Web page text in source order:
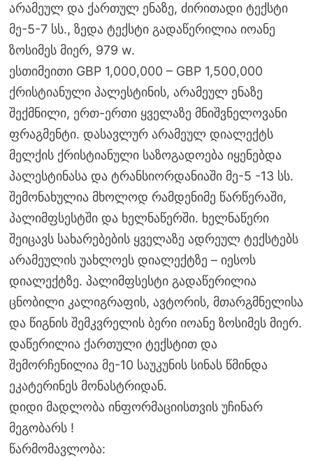
არამეულ და ქართულ ენაზე, ძირითადი ტექსტი
მე-5-7 სს., ზედა ტექსტი გადაწერილია იოანე
ზოსიმეს მიერ, 979 w.
ესთიმეითი GBP 1,000,000 – GBP 1,500,000
ქრისტიანული პალესტინის, არამეულ ენაზე
შექმნილი, ერთ-ერთი ყველაზე მნიშვნელოვანი
ფრაგმენტი. დასავლურ არამეულ დიალექტს
მელქის ქრისტიანული საზოგადოება იყენებდა
პალესტინასა და ტრანსიორდანიაში მე-5 -13 სს.
შემონახულია მხოლოდ რამდენიმე წარწერაში,
პალიმფსესტში და ხელნაწერში. ხელნაწერი
შეიცავს სახარებების ყველაზე ადრეულ ტექსტებს
არამეულის უახლოეს დიალექტზე – იესოს
დიალექტზე. პალიმფსესტი გადაწერილია
ცნობილი კალიგრაფის, ავტორის, მთარგმნელისა
და წიგნის შემკვრელის ბერი იოანე ზოსიმეს მიერ.
დაწერილია ქართული ტექსტით და
შემორჩენილია მე-10 საუკუნის სინას წმინდა
ეკატერინეს მონასტრიდან.
დიდი მადლობა ინფორმაციისთვის უჩინარ
მეგობარს !
წარმომავლობა: